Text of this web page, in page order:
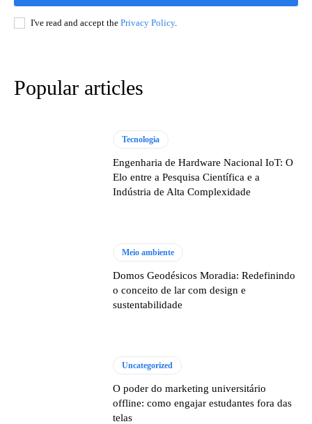
I've read and accept the Privacy Policy.
Popular articles
Tecnologia
Engenharia de Hardware Nacional IoT: O
Elo entre a Pesquisa Científica e a
Indústria de Alta Complexidade
Meio ambiente
Domos Geodésicos Moradia: Redefinindo
o conceito de lar com design e
sustentabilidade
Uncategorized
O poder do marketing universitário
offline: como engajar estudantes fora das
telas